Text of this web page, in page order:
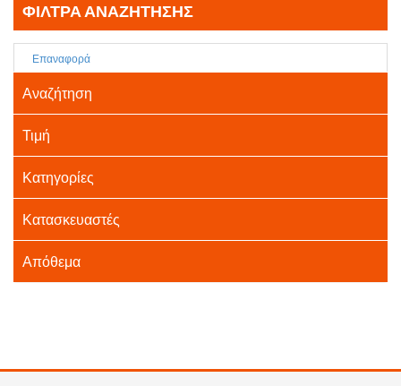
ΦΊΛΤΡΑ ΑΝΑΖΉΤΗΣΗΣ
Επαναφορά
Αναζήτηση
Τιμή
Κατηγορίες
Κατασκευαστές
Απόθεμα